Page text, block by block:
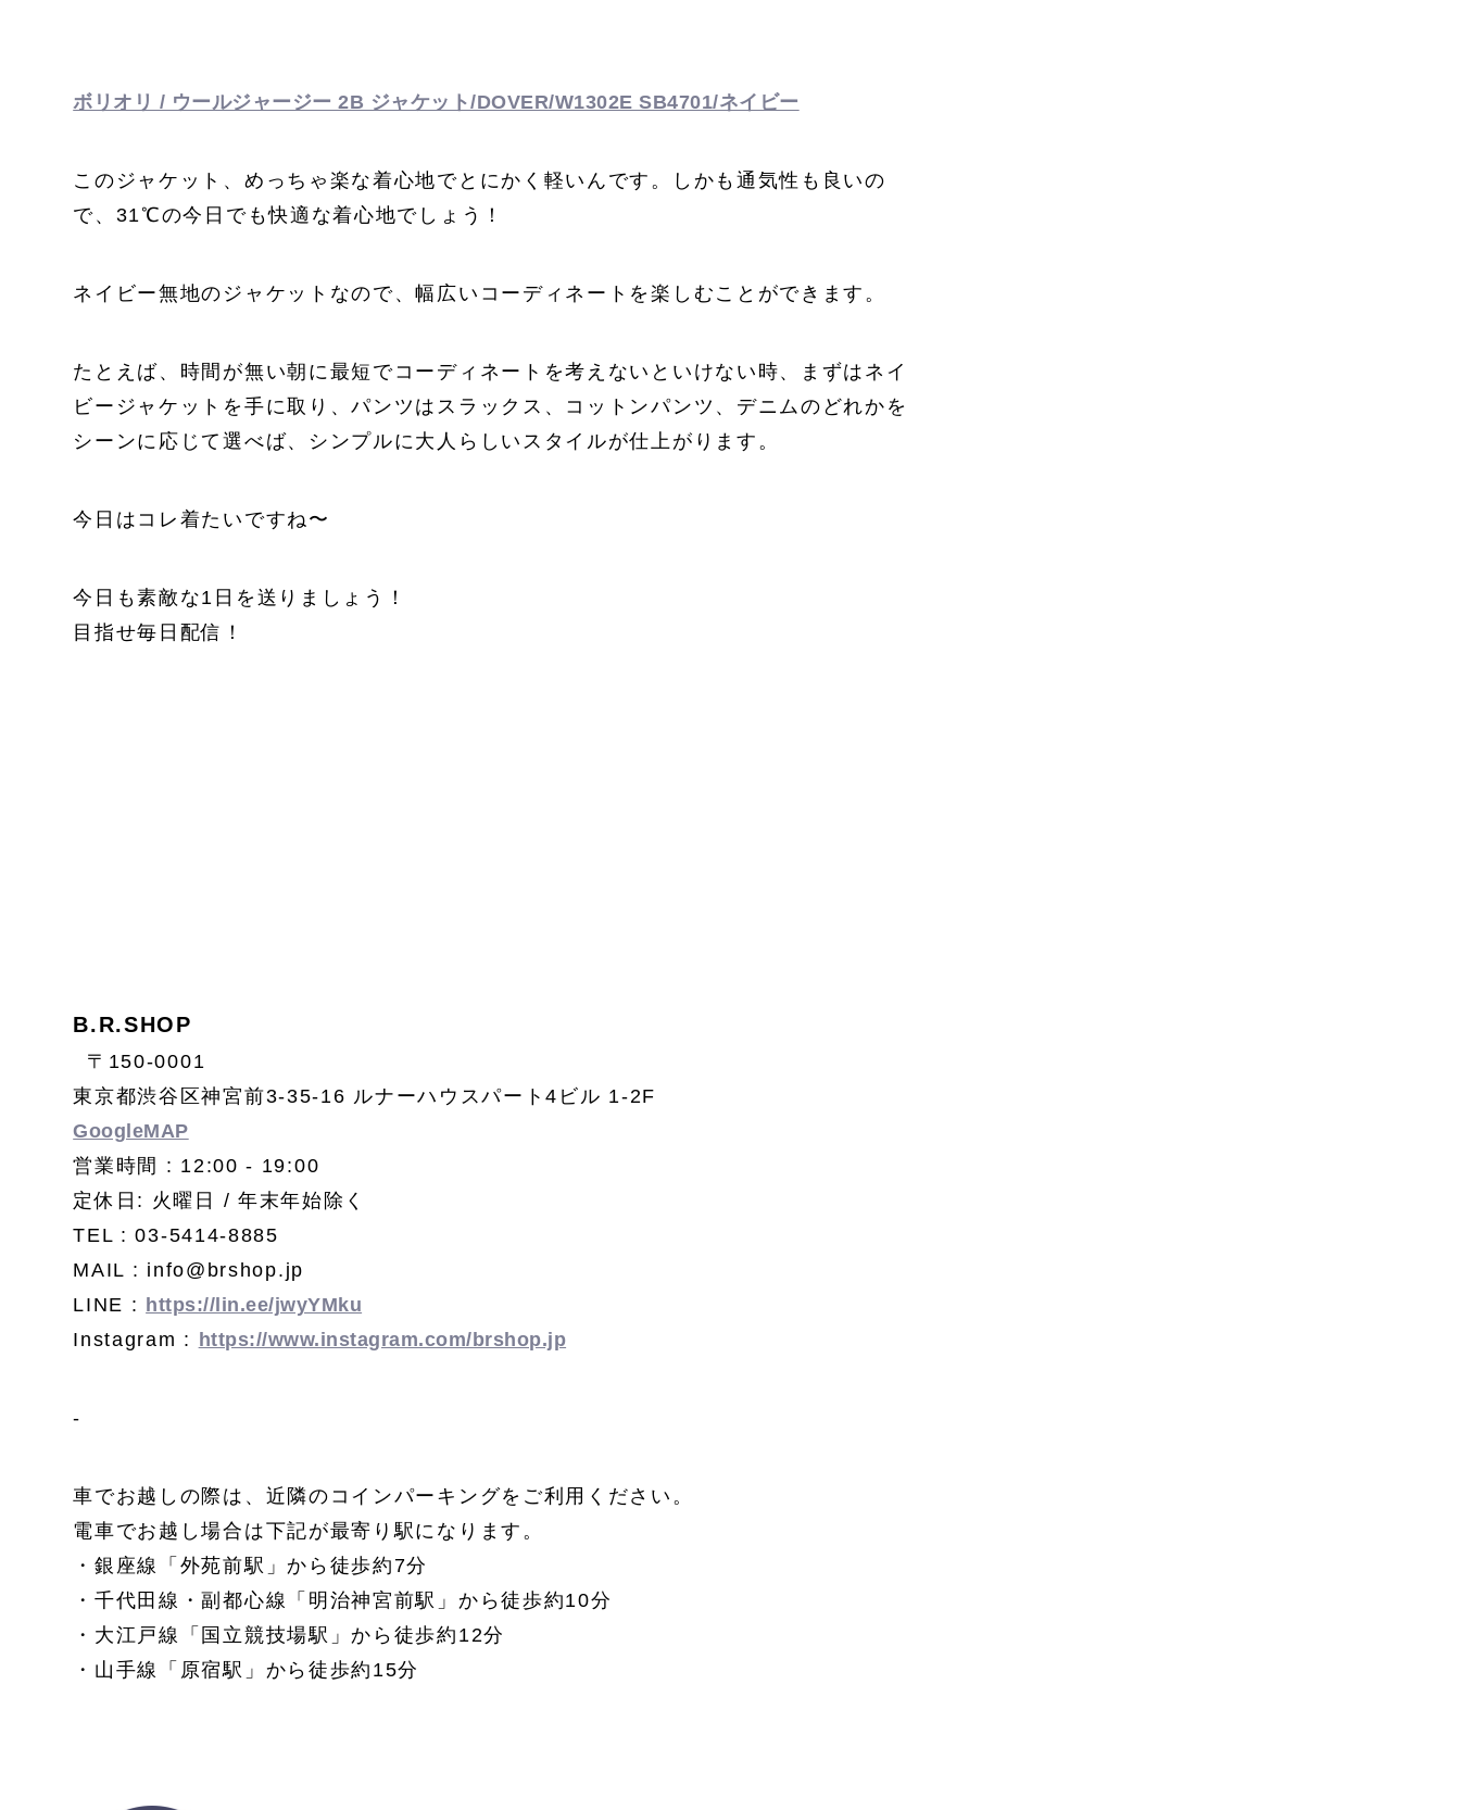
ボリオリ / ウールジャージー 2B ジャケット/DOVER/W1302E SB4701/ネイビー
このジャケット、めっちゃ楽な着心地でとにかく軽いんです。しかも通気性も良いの
で、31℃の今日でも快適な着心地でしょう！
ネイビー無地のジャケットなので、幅広いコーディネートを楽しむことができます。
たとえば、時間が無い朝に最短でコーディネートを考えないといけない時、まずはネイ
ビージャケットを手に取り、パンツはスラックス、コットンパンツ、デニムのどれかを
シーンに応じて選べば、シンプルに大人らしいスタイルが仕上がります。
今日はコレ着たいですね〜
今日も素敵な1日を送りましょう！
目指せ毎日配信！
B.R.SHOP
〒150-0001
東京都渋谷区神宮前3-35-16 ルナーハウスパート4ビル 1-2F
GoogleMAP
営業時間 : 12:00 - 19:00
定休日: 火曜日 / 年末年始除く
TEL : 03-5414-8885
MAIL : info@brshop.jp
LINE : https://lin.ee/jwyYMku
Instagram : https://www.instagram.com/brshop.jp
-
車でお越しの際は、近隣のコインパーキングをご利用ください。
電車でお越し場合は下記が最寄り駅になります。
・銀座線「外苑前駅」から徒歩約7分
・千代田線・副都心線「明治神宮前駅」から徒歩約10分
・大江戸線「国立競技場駅」から徒歩約12分
・山手線「原宿駅」から徒歩約15分